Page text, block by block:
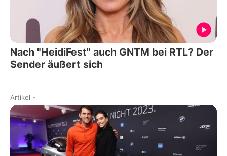
Nach "HeidiFest" auch GNTM bei RTL? Der
Sender äußert sich
Artikel -